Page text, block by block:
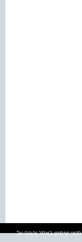
תנאי שימוש באתר והגנה על